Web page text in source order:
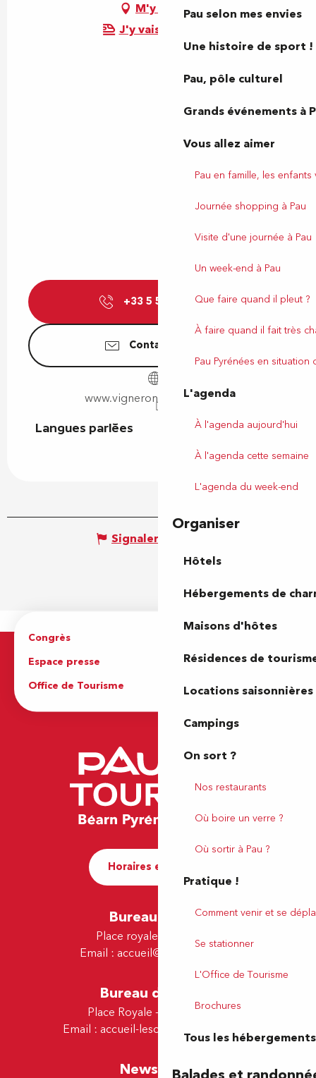
Pau selon mes envies
Une histoire de sport !
Pau, pôle culturel
Grands événements à
Vous allez aimer
Pau en famille, les
Journée shopping à Pau
Visite d'une journée à Pau
Un week-end à Pau
Que faire quand il pleut ?
À faire quand il fait très
Pau Pyrénées en situation
L'agenda
À l'agenda aujourd'hui
À l'agenda cette semaine
L'agenda du week-end
Organiser
Hôtels
Hébergements de
Maisons d'hôtes
Résidences de
Locations saisonnières
Campings
On sort ?
Nos restaurants
Où boire un verre ?
Où sortir à Pau ?
Pratique !
Comment venir et se
Se stationner
L'Office de Tourisme
Brochures
Tous les hébergements
M'y rendre
J'y vais en train !
+33 5 59 82 70▒▒
Contactez-nous
www.vigneronsdujurancon.fr
Langues parlées
Langues parlées
Signaler une erreur
Congrès
Espace presse
Brochures
Office de Tourisme
Horaires et contact
Bureau de Pau
Place royale - 64000 Pau
Email : accueil@tourismepau.fr
Bureau de Lescar
Place Royale - 64230 Lescar
Email : accueil-lescar@tourismepau.fr
Newsletter